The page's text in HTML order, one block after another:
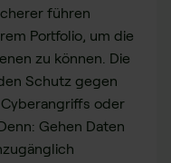
führen
Portfolio, um die
zu können. Die
Schutz gegen
oder
Gehen Daten